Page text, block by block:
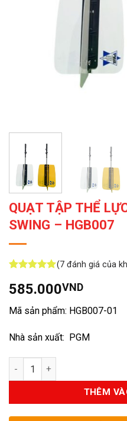
QUẠT TẬP THỂ
SWING – HGB007
dựa trên
đánh giá
(7đánh giá của
585.000VND
Mã sản phẩm: HGB007-01
Nhà sản xuất: PGM
Số lượng
THÊM